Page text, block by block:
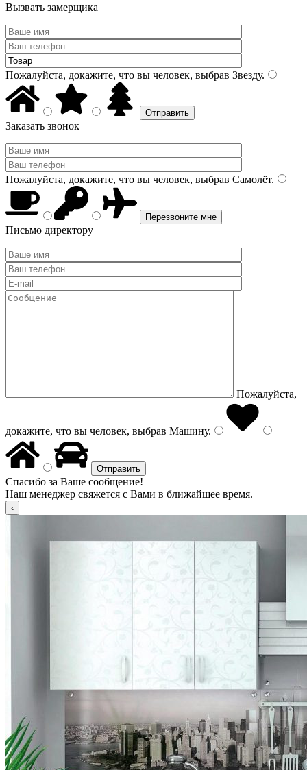
Вызвать замерщика
Пожалуйста, докажите, что вы человек, выбрав Звезду.
Заказать звонок
Пожалуйста, докажите, что вы человек, выбрав Самолёт.
Письмо директору
Пожалуйста,
докажите, что вы человек, выбрав Машину.
Спасибо за Ваше сообщение!
Наш менеджер свяжется с Вами в ближайшее время.